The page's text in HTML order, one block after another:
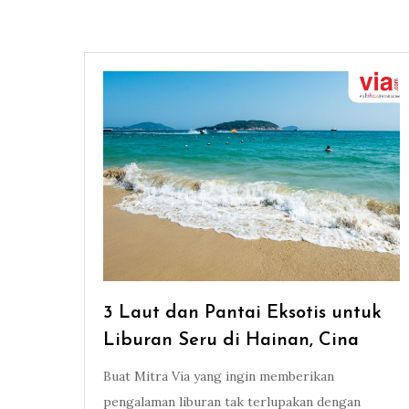
3 Laut dan Pantai Eksotis untuk
Liburan Seru di Hainan, Cina
Buat Mitra Via yang ingin memberikan
pengalaman liburan tak terlupakan dengan